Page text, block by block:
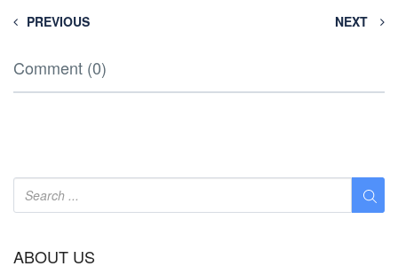
PREVIOUS NEXT
Comment (0)
ABOUT US